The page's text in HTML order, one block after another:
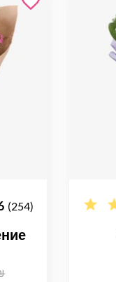
(254)